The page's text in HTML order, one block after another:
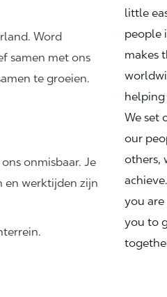
Word
samen met ons
te groeien.
onmisbaar. Je
en werktijden zijn
little
people
makes
We set
our
others,
you are
you to